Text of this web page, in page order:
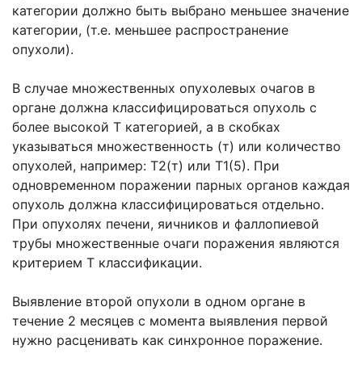
категории должно быть выбрано меньшее значение
категории, (т.е. меньшее распространение
опухоли).
В случае множественных опухолевых очагов в
органе должна классифицироваться опухоль с
более высокой Т категорией, а в скобках
указываться множественность (т) или количество
опухолей, например: Т2(т) или Т1(5). При
одновременном поражении парных органов каждая
опухоль должна классифицироваться отдельно.
При опухолях печени, яичников и фаллопиевой
трубы множественные очаги поражения являются
критерием Т классификации.
Выявление второй опухоли в одном органе в
течение 2 месяцев с момента выявления первой
нужно расценивать как синхронное поражение.